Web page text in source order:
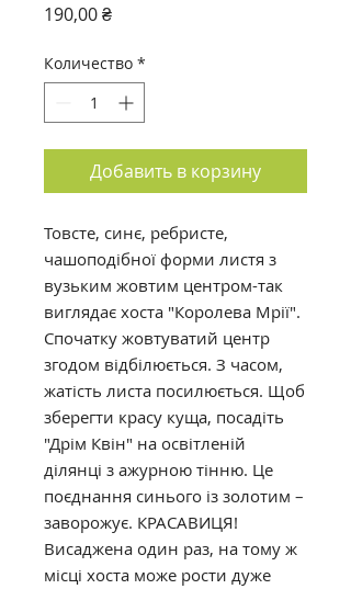
190,00 ₴Цена
Количество *
Добавить в корзину
Товсте, синє, ребристе,
чашоподібної форми листя з
вузьким жовтим центром-так
виглядає хоста "Королева Мрії".
Спочатку жовтуватий центр
згодом відбілюється. З часом,
жатість листа посилюється. Щоб
зберегти красу куща, посадіть
"Дрім Квін" на освітленій
ділянці з ажурною тінню. Це
поєднання синього із золотим –
заворожує. КРАСАВИЦЯ!
Висаджена один раз, на тому ж
місці хоста може рости дуже